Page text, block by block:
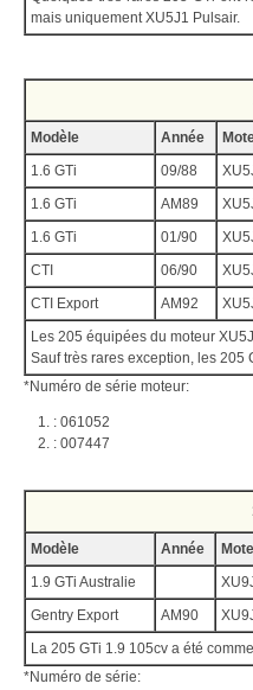
mais uniquement XU5J1 Pulsair.
Modèle Année
1.6 GTi
09/88
1.6 GTi
AM89
1.6 GTi
01/90
CTI
06/90
CTI Export
AM92
Les 205 équipées du moteur
Sauf très rares exception, les 205
*Numéro de série moteur:
: 061052
: 007447
Modèle Année
1.9 GTi Australie
Gentry Export
AM90
La 205 GTi 1.9 105cv a été
*Numéro de série: